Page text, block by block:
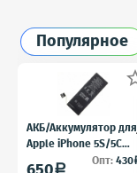
Популярное
АКБ/Аккумулятор для
Apple iPhone 5S/5C
(Айфон 5C/5Ц) тех.
a Опт:430